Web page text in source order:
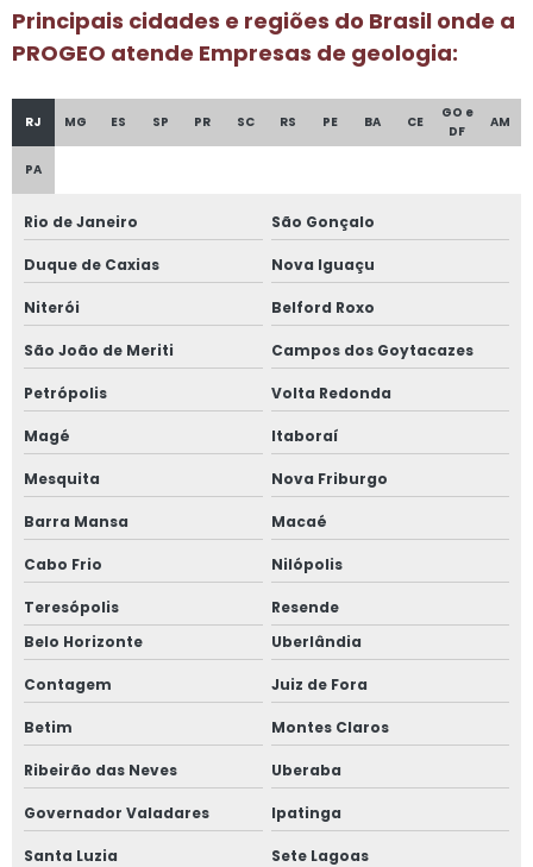
Principais cidades e regiões do Brasil onde a
PROGEO atende Empresas de geologia:
RJ MG ES SP PR SC RS PE BA CE
GO e
DF
AM
PA
Rio de Janeiro São Gonçalo
Duque de Caxias Nova Iguaçu
Niterói Belford Roxo
São João de Meriti Campos dos Goytacazes
Petrópolis Volta Redonda
Magé Itaboraí
Mesquita Nova Friburgo
Barra Mansa Macaé
Cabo Frio Nilópolis
Teresópolis
Resende
Belo Horizonte
Uberlândia
Contagem Juiz de Fora
Betim Montes Claros
Ribeirão das Neves Uberaba
Governador Valadares Ipatinga
Santa Luzia Sete Lagoas